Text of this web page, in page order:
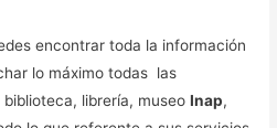
encontrar toda la información
lo máximo todas las
librería, museoInap,